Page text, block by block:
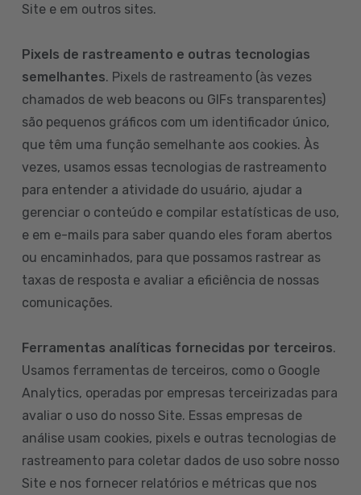
Site e em outros sites.
Pixels de rastreamento e outras tecnologias
semelhantes. Pixels de rastreamento (às vezes
chamados de web beacons ou GIFs transparentes)
são pequenos gráficos com um identificador único,
que têm uma função semelhante aos cookies. Às
vezes, usamos essas tecnologias de rastreamento
para entender a atividade do usuário, ajudar a
gerenciar o conteúdo e compilar estatísticas de uso,
e em e-mails para saber quando eles foram abertos
ou encaminhados, para que possamos rastrear as
taxas de resposta e avaliar a eficiência de nossas
comunicações.
Ferramentas analíticas fornecidas por terceiros.
Usamos ferramentas de terceiros, como o Google
Analytics, operadas por empresas terceirizadas para
avaliar o uso do nosso Site. Essas empresas de
análise usam cookies, pixels e outras tecnologias de
rastreamento para coletar dados de uso sobre nosso
Site e nos fornecer relatórios e métricas que nos